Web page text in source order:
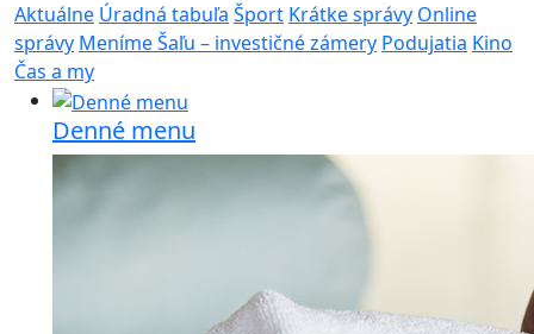
Aktuálne Úradná tabuľa Šport Krátke správy Online
správy Meníme Šaľu – investičné zámery Podujatia Kino
Čas a my
Denné menu